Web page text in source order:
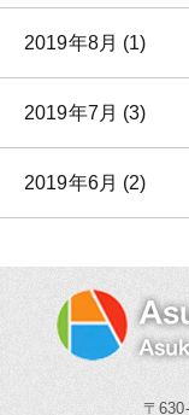
2019年8月 (1)
2019年7月 (3)
2019年6月 (2)
〒